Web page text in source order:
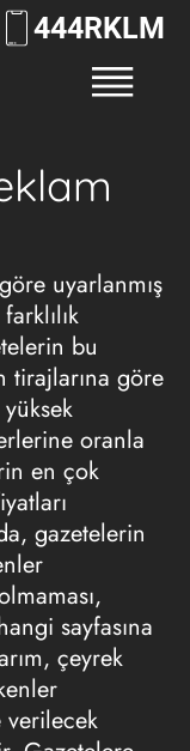
444RKLM
göre uyarlanmış
bu
tirajlarına göre
oranla
en çok
gazetelerin
sayfasına
çeyrek
verilecek